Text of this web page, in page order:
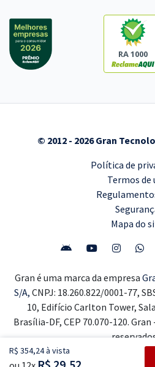
R$ 354,24 à vista
RA 1000
© 2012 - 2026 Gran
Política de
Termos de
Mapa do
Gran é uma marca da empresa
S/A, CNPJ: 18.260.822/0001-77,
10, Edifício Carlton Tower,
Brasília-DF, CEP 70.070-120.